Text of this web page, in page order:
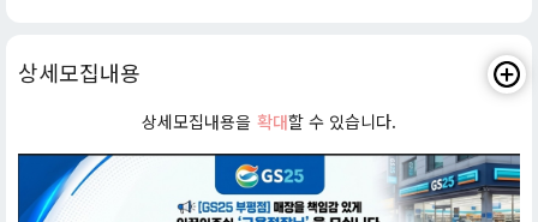
상세모집내용
상세모집내용을 확대할 수 있습니다.